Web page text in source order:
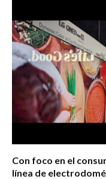
Con foco en el
línea de